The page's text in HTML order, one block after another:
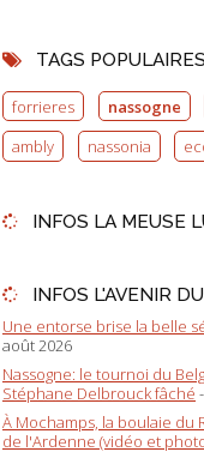
TAGS POPULAIRES
forrieres nassogne
ambly
nassonia
INFOS LA MEUSE
INFOS L'AVENIR
Une entorse brise la belle
août 2026
Nassogne: le tournoi du
Stéphane Delbrouck fâché
À Mochamps, la boulaie
de l'Ardenne (vidéo et